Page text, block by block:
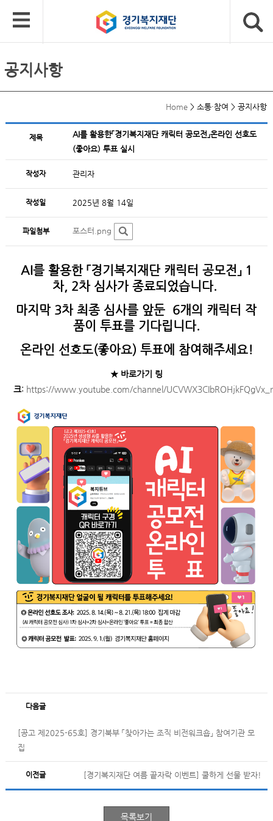
공지사항
Home > 소통·참여 > 공지사항
제목
AI를 활용한「경기복지재단 캐릭터 공모전」온라인 선호도
(좋아요) 투표 실시
작성자 관리자
작성일 2025년 8월 14일
파일첨부 포스터.png
AI를 활용한 「경기복지재단 캐릭터 공모전」 1
차, 2차 심사가 종료되었습니다.
마지막 3차 최종 심사를 앞둔 6개의 캐릭터 작
품이 투표를 기다립니다.
온라인 선호도(좋아요) 투표에 참여해주세요!
★ 바로가기 링
크: https://www.youtube.com/channel/
다음글
[공고 제2025-65호] 경기북부 「찾아가는 조직 비전워크숍」 참여기관 모
집
이전글 [경기복지재단 여름 끝자락 이벤트] 쿨하게 선물 받자!